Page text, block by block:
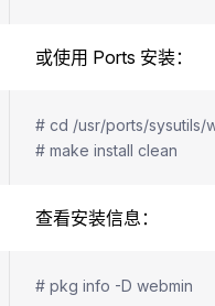
或使用 Ports 安装：
# cd /usr/ports/sysutils/
# make install clean
查看安装信息：
# pkg info -D webmin